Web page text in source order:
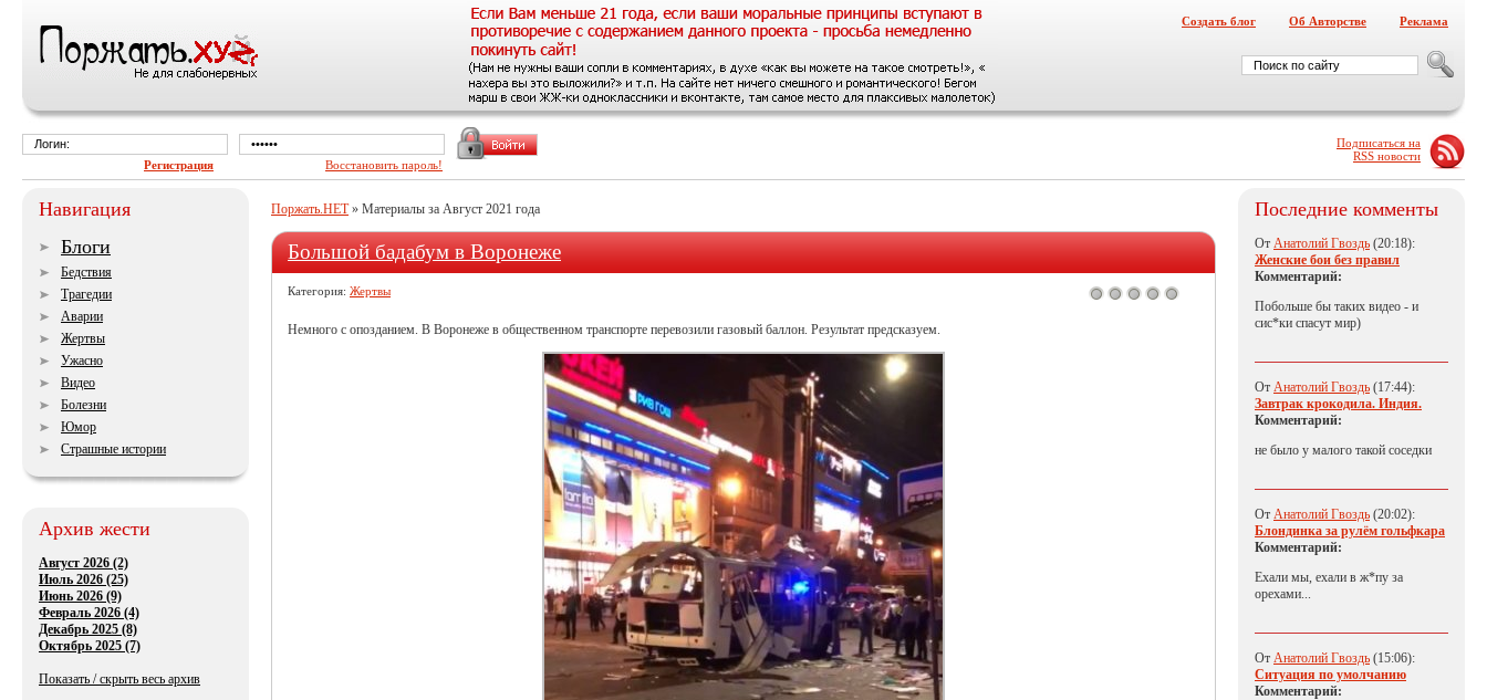
Поржать.НЕТ» Материалы за Август 2021 года
Большой бадабум в Воронеже
Категория: Жертвы
Немного с опозданием. В Воронеже в общественном транспорте перевозили газовый баллон. Результат предсказуем.
Последние комменты
От Анатолий Гвоздь (20:18):
Женские бои без правил
Комментарий:
Побольше бы таких видео - и
сис*ки спасут мир)
От Анатолий Гвоздь (17:44):
Завтрак крокодила. Индия.
Комментарий:
не было у малого такой соседки
От Анатолий Гвоздь (20:02):
Блондинка за рулём гольфкара
Комментарий:
Ехали мы, ехали в ж*пу за
орехами...
От Анатолий Гвоздь (15:06):
Ситуация по умолчанию
Комментарий:
Навигация
Блоги
Бедствия
Трагедии
Аварии
Жертвы
Ужасно
Видео
Болезни
Юмор
Страшные истории
Архив жести
Август 2026 (2)
Июль 2026 (25)
Июнь 2026 (9)
Февраль 2026 (4)
Декабрь 2025 (8)
Октябрь 2025 (7)
Показать / скрыть весь архив
Создать блог Об Авторстве Реклама
Подписаться на
RSS новости
Регистрация Восстановить пароль!